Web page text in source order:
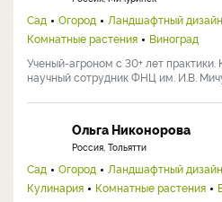
Сад Огород Ландшафтный дизайн
Комнатные растения
Виноград
Ученый-агроном с 30+ лет
научный сотрудник ФНЦ им. И.В.
Ольга Никонорова
Россия, Тольятти
Сад Огород Ландшафтный дизайн
Кулинария
Комнатные растения